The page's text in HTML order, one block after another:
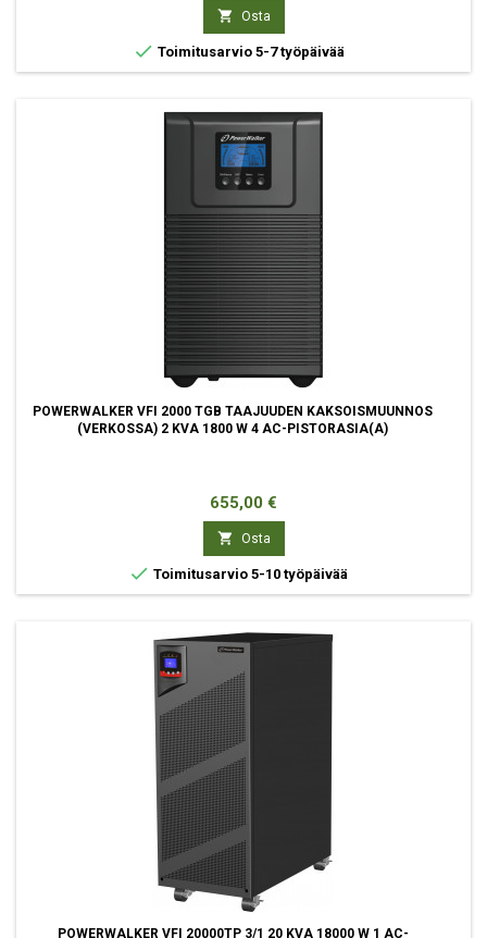
 Osta
 Toimitusarvio 5-7 työpäivää
POWERWALKER VFI 2000 TGB TAAJUUDEN KAKSOISMUUNNOS
(VERKOSSA) 2 KVA 1800 W 4 AC-PISTORASIA(A)
Hinta
655,00 €
 Osta
 Toimitusarvio 5-10 työpäivää
POWERWALKER VFI 20000TP 3/1 20 KVA 18000 W 1 AC-